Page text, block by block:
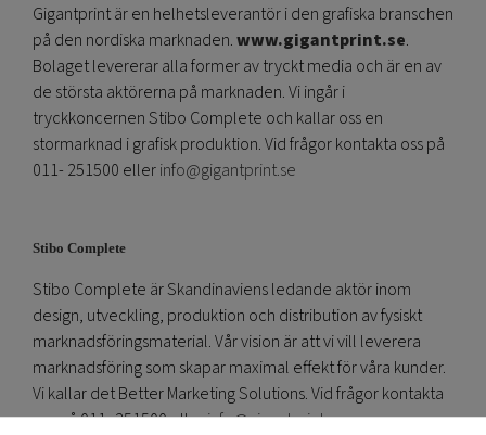
Gigantprint är en helhetsleverantör i den grafiska branschen
på den nordiska marknaden.www.gigantprint.se.
Bolaget levererar alla former av tryckt media och är en av
de största aktörerna på marknaden. Vi ingår i
tryckkoncernen Stibo Complete och kallar oss en
stormarknad i grafisk produktion. Vid frågor kontakta oss på
011- 251500 ellerinfo@gigantprint.se
Stibo Complete
Stibo Complete är Skandinaviens ledande aktör inom
design, utveckling, produktion och distribution av fysiskt
marknadsföringsmaterial. Vår vision är att vi vill leverera
marknadsföring som skapar maximal effekt för våra kunder.
Vi kallar det Better Marketing Solutions. Vid frågor kontakta
oss på 011- 251500 ellerinfo@gigantprint.se